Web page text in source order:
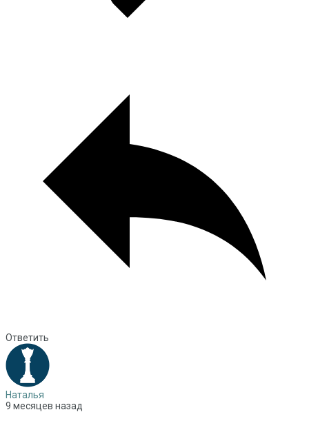
Ответить
Наталья
9 месяцев назад